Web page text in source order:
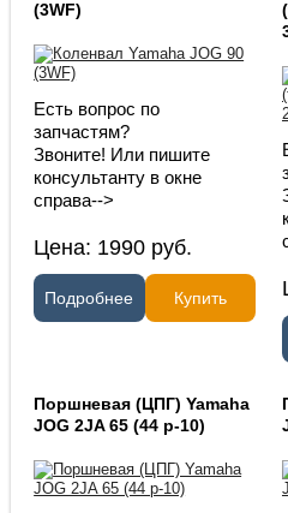
(3WF)
Есть вопрос по
запчастям?
Звоните! Или пишите
консультанту в окне
справа-->
Цена: 1990 руб.
Подробнее Купить
Поршневая (ЦПГ) Yamaha
JOG 2JA 65 (44 p-10)